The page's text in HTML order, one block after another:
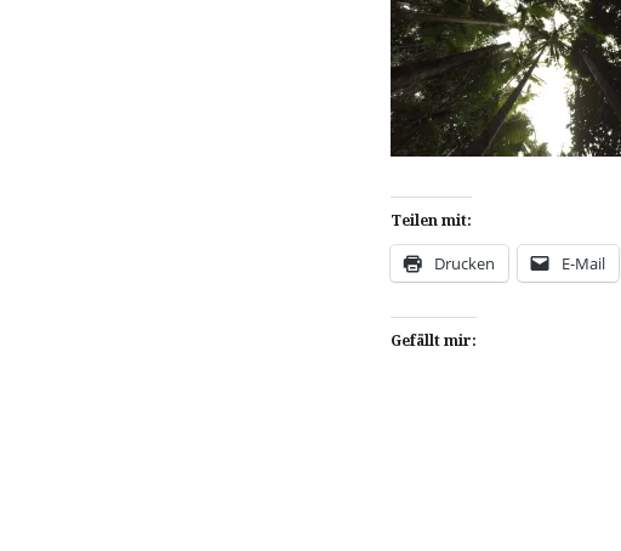
Teilen mit:
Drucken E-Mail
Gefällt mir: